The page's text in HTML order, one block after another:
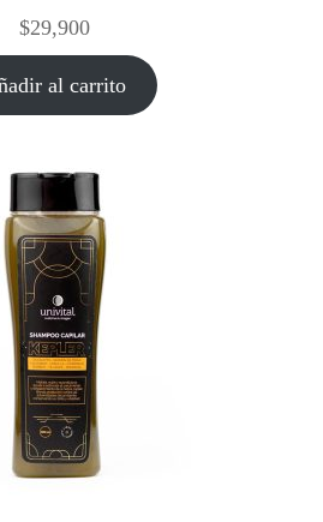
$29,900
al carrito